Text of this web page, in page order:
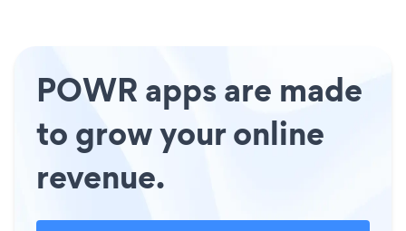
POWR apps are made
to grow your online
revenue.